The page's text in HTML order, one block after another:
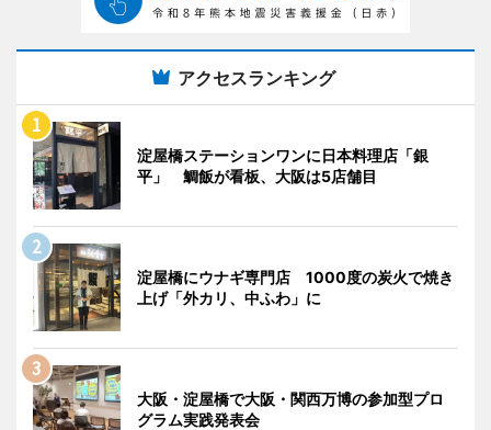
アクセスランキング
淀屋橋ステーションワンに日本料理店「銀
平」 鯛飯が看板、大阪は5店舗目
淀屋橋にウナギ専門店 1000度の炭火で焼き
上げ「外カリ、中ふわ」に
大阪・淀屋橋で大阪・関西万博の参加型プロ
グラム実践発表会